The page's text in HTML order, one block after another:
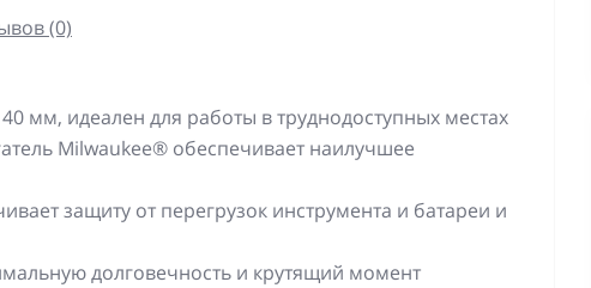
(0)
мм, идеален для работы в труднодоступных местах
Milwaukee® обеспечивает наилучшее
защиту от перегрузок инструмента и батареи и
долговечность и крутящий момент